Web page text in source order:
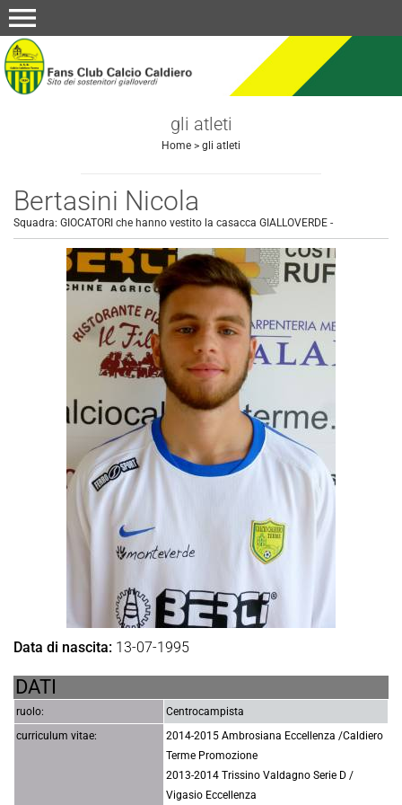
menu
gli atleti
Home > gli atleti
Bertasini Nicola
Squadra: GIOCATORI che hanno vestito la casacca GIALLOVERDE -
Data di nascita: 13-07-1995
DATI
ruolo:
Centrocampista
curriculum vitae:
2014-2015 Ambrosiana Eccellenza /Caldiero
Terme Promozione
2013-2014 Trissino Valdagno Serie D /
Vigasio Eccellenza